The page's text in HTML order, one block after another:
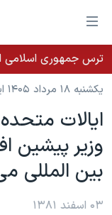
لینکهای
قابل
دسترسی
جهش
محتوای
اصلی
جهش
صفحه
خانه
نسخه سبک
موضوع ها
ایران
آمریکا
جهان
برنامه های
جدول برنامه ها
صفحه‌های ویژه
یکشنبه ۱۸ مرداد ۱۴۰۵ ایران ۱۸:۳۸
ايالات
وزير پيشين
بين المللی می
۰۳ اسفند ۱۳۸۱